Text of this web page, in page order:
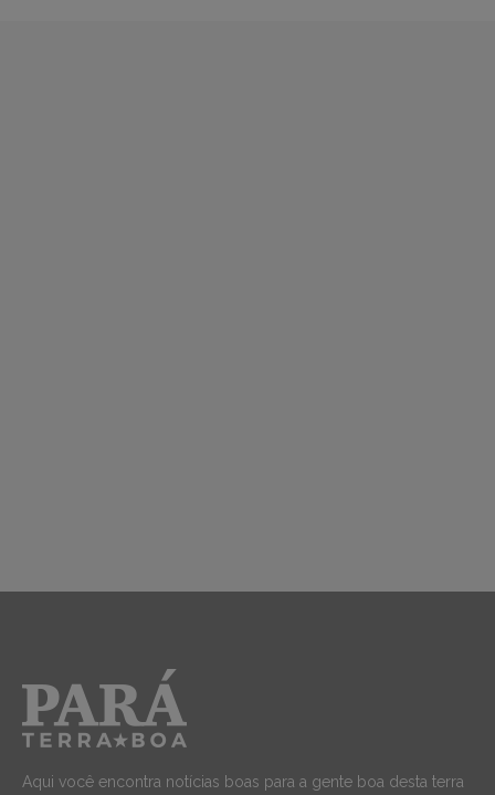
Aqui você encontra notícias boas para a gente boa desta terra